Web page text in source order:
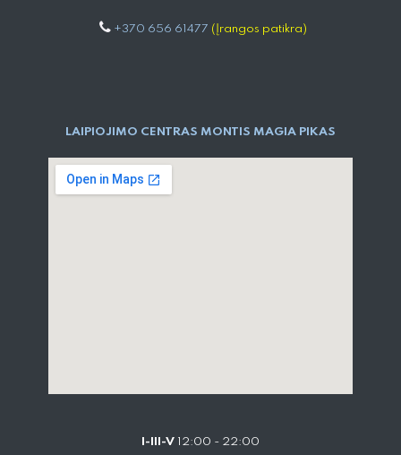
+370 656 61477 (Įrangos patikra)
LAIPIOJIMO CENTRAS MONTIS MAGIA PIKAS
I-III-V 12:00 - 22:00